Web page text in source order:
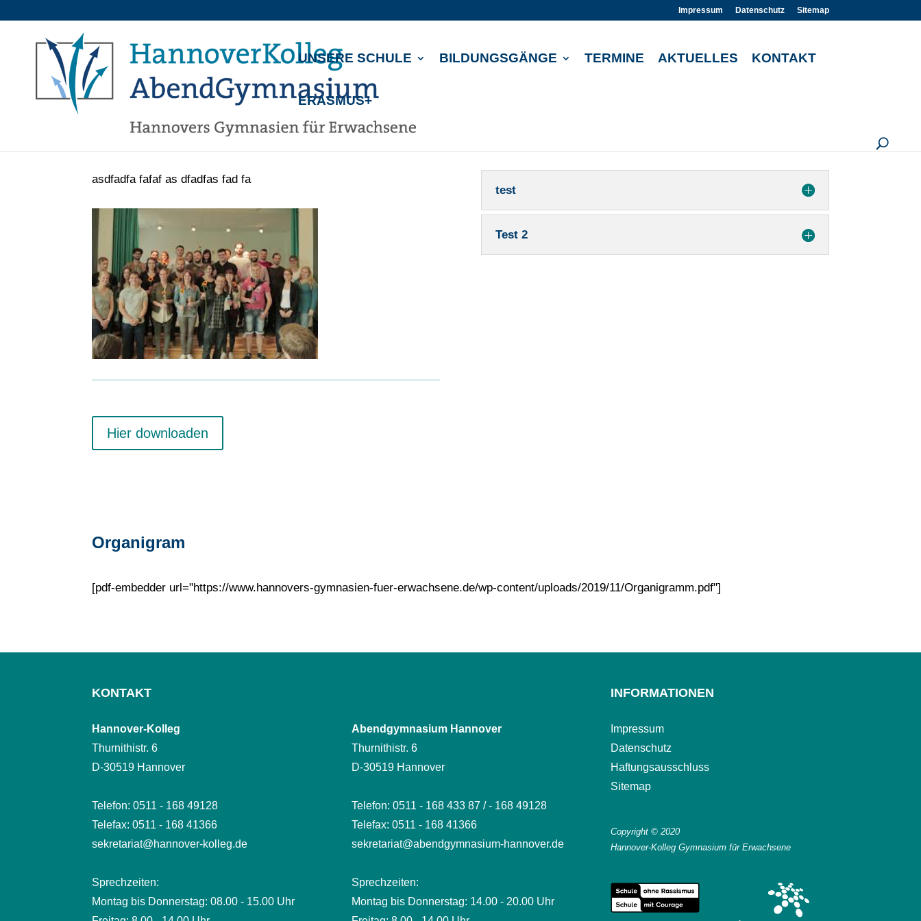
Impressum Datenschutz Sitemap
UNSERE SCHULE BILDUNGSGÄNGE TERMINE AKTUELLES KONTAKT
ERASMUS+
U
asdfadfa fafaf as dfadfas fad fa
Hier downloaden
test
Test 2
Organigram
[pdf-embedder url="https://www.hannovers-gymnasien-fuer-erwachsene.de/wp-content/uploads/2019/11/Organigramm.pdf"]
KONTAKT
Hannover-Kolleg
Thurnithistr. 6
D-30519 Hannover
Telefon: 0511 - 168 49128
Telefax: 0511 - 168 41366
sekretariat@hannover-kolleg.de
Sprechzeiten:
Montag bis Donnerstag: 08.00 - 15.00 Uhr
Abendgymnasium Hannover
Thurnithistr. 6
D-30519 Hannover
Telefon: 0511 - 168 433 87 / - 168 49128
Telefax: 0511 - 168 41366
sekretariat@abendgymnasium-hannover.de
Sprechzeiten:
Montag bis Donnerstag: 14.00 - 20.00 Uhr
INFORMATIONEN
Impressum
Datenschutz
Haftungsausschluss
Sitemap
Copyright © 2020
Hannover-Kolleg Gymnasium für Erwachsene